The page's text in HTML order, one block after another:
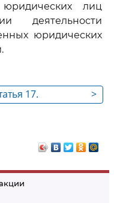
юридических лиц
деятельности
юридических
>
17.